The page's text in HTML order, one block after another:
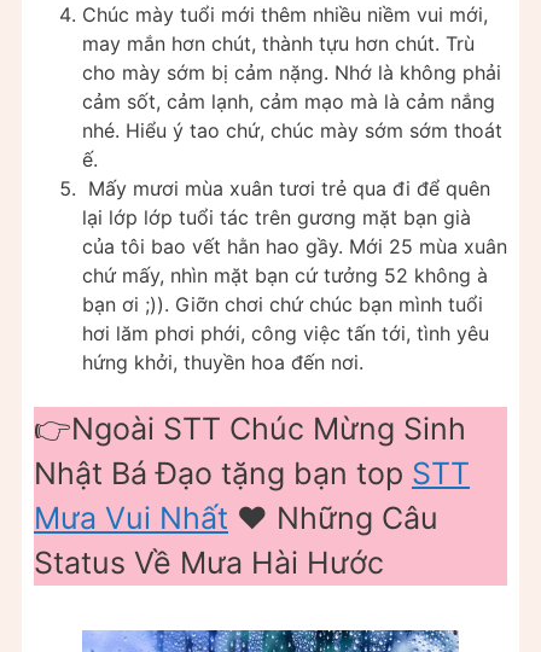
Chúc mày tuổi mới thêm nhiều niềm vui mới,
may mắn hơn chút, thành tựu hơn chút. Trù
cho mày sớm bị cảm nặng. Nhớ là không phải
cảm sốt, cảm lạnh, cảm mạo mà là cảm nắng
nhé. Hiểu ý tao chứ, chúc mày sớm sớm thoát
ế.
Mấy mươi mùa xuân tươi trẻ qua đi để quên
lại lớp lớp tuổi tác trên gương mặt bạn già
của tôi bao vết hằn hao gầy. Mới 25 mùa xuân
chứ mấy, nhìn mặt bạn cứ tưởng 52 không à
bạn ơi ;)). Giỡn chơi chứ chúc bạn mình tuổi
hơi lăm phơi phới, công việc tấn tới, tình yêu
hứng khởi, thuyền hoa đến nơi.
👉Ngoài STT Chúc Mừng Sinh
Nhật Bá Đạo tặng bạn top STT
Mưa Vui Nhất ❤️️ Những Câu
Status Về Mưa Hài Hước